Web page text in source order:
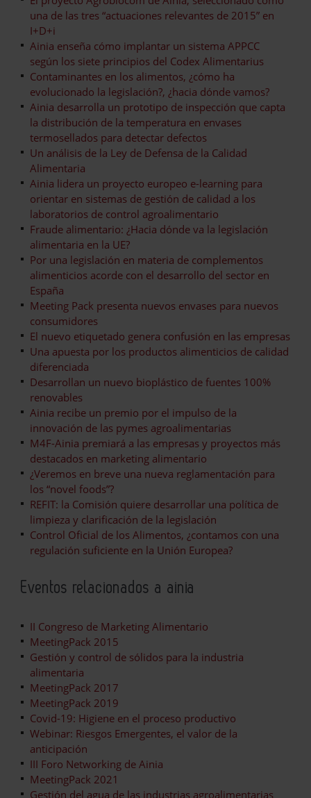
una de las tres “actuaciones relevantes de 2015” en
I+D+i
Ainia enseña cómo implantar un sistema APPCC
según los siete principios del Codex Alimentarius
Contaminantes en los alimentos, ¿cómo ha
evolucionado la legislación?, ¿hacia dónde vamos?
Ainia desarrolla un prototipo de inspección que capta
la distribución de la temperatura en envases
termosellados para detectar defectos
Un análisis de la Ley de Defensa de la Calidad
Alimentaria
Ainia lidera un proyecto europeo e-learning para
orientar en sistemas de gestión de calidad a los
laboratorios de control agroalimentario
Fraude alimentario: ¿Hacia dónde va la legislación
alimentaria en la UE?
Por una legislación en materia de complementos
alimenticios acorde con el desarrollo del sector en
España
Meeting Pack presenta nuevos envases para nuevos
consumidores
El nuevo etiquetado genera confusión en las empresas
Una apuesta por los productos alimenticios de calidad
diferenciada
Desarrollan un nuevo bioplástico de fuentes 100%
renovables
Ainia recibe un premio por el impulso de la
innovación de las pymes agroalimentarias
M4F-Ainia premiará a las empresas y proyectos más
destacados en marketing alimentario
¿Veremos en breve una nueva reglamentación para
los “novel foods”?
REFIT: la Comisión quiere desarrollar una política de
limpieza y clarificación de la legislación
Control Oficial de los Alimentos, ¿contamos con una
regulación suficiente en la Unión Europea?
Eventos relacionados a ainia
II Congreso de Marketing Alimentario
MeetingPack 2015
Gestión y control de sólidos para la industria
alimentaria
MeetingPack 2017
MeetingPack 2019
Covid-19: Higiene en el proceso productivo
Webinar: Riesgos Emergentes, el valor de la
anticipación
III Foro Networking de Ainia
MeetingPack 2021
Gestión del agua de las industrias agroalimentarias